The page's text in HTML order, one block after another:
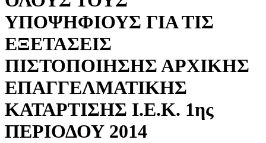
ΥΠΟΨΗΦΙΟΥΣ ΓΙΑ ΤΙΣ
ΕΞΕΤΑΣΕΙΣ
ΠΙΣΤΟΠΟΙΗΣΗΣ ΑΡΧΙΚΗΣ
ΕΠΑΓΓΕΛΜΑΤΙΚΗΣ
ΚΑΤΑΡΤΙΣΗΣ Ι.Ε.Κ. 1ης
ΠΕΡΙΟΔΟΥ 2014